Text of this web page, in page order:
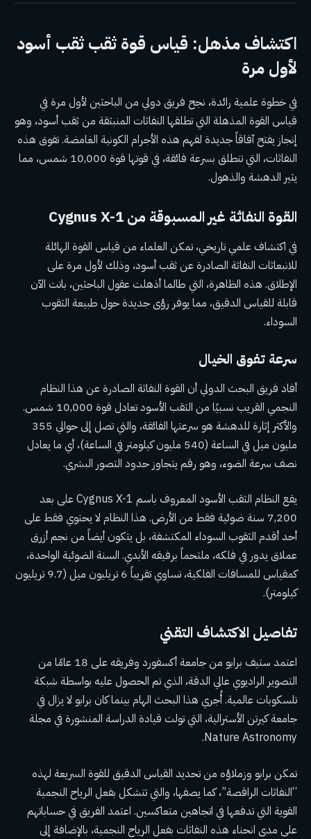
اكتشاف مذهل: قياس قوة ثقب ثقب أسود
لأول مرة
في خطوة علمية رائدة، نجح فريق دولي من الباحثين لأول مرة في
قياس القوة المذهلة التي تطلقها النفاثات المنبثقة من ثقب أسود، وهو
إنجاز يفتح آفاقاً جديدة لفهم هذه الأجرام الكونية الغامضة. تفوق هذه
النفاثات، التي تنطلق بسرعة فائقة، في قوتها قوة 10,000 شمس، مما
يثير الدهشة والذهول.
القوة النفاثة غير المسبوقة من Cygnus X-1
في اكتشاف علمي تاريخي، تمكن العلماء من قياس القوة الهائلة
للانبعاثات النفاثة الصادرة عن ثقب أسود، وذلك لأول مرة على
الإطلاق. هذه الظاهرة، التي طالما أذهلت عقول الباحثين، باتت الآن
قابلة للقياس الدقيق، مما يوفر رؤى جديدة حول طبيعة الثقوب
السوداء.
سرعة تفوق الخيال
أفاد فريق البحث الدولي أن القوة النفاثة الصادرة عن هذا النظام
النجمي القريب نسبيًا من الثقب الأسود تعادل قوة 10,000 شمس.
والأكثر إثارة للدهشة هو سرعتها الفائقة، والتي تصل إلى حوالي 355
مليون ميل في الساعة (540 مليون كيلومتر في الساعة)، أي ما يعادل
نصف سرعة الضوء، وهو رقم يتجاوز حدود التصور البشري.
يقع النظام الثقب الأسود المعروف باسم Cygnus X-1 على بعد
7,200 سنة ضوئية فقط من الأرض. هذا النظام لا يحتوي فقط على
أحد أقدم الثقوب السوداء المكتشفة، بل يتكون أيضاً من نجم أزرق
عملاق يدور في فلكه، ملتحماً برفيقه الأبدي. السنة الضوئية الواحدة،
كمقياس للمسافات الفلكية، تساوي تقريباً 6 تريليون ميل (9.7 تريليون
كيلومتر).
تفاصيل الاكتشاف التقني
اعتمد ستيف برابو من جامعة أكسفورد وفريقه على 18 عامًا من
التصوير الراديوي عالي الدقة، الذي تم الحصول عليه بواسطة شبكة
تلسكوبات عالمية. أُجري هذا البحث الهام بينما كان برابو لا يزال في
جامعة كيرتن الأسترالية، التي تولت قيادة الدراسة المنشورة في مجلة
Nature Astronomy.
تمكن برابو وزملاؤه من تحديد القياس الدقيق للقوة السريعة لهذه
“النفاثات الراقصة”، كما يصفها، والتي تتشكل بفعل الرياح النجمية
القوية التي تدفعها في اتجاهين متعاكسين. اعتمد الفريق في حساباتهم
على مدى انحناء هذه النفاثات بفعل الرياح النجمية، بالإضافة إلى